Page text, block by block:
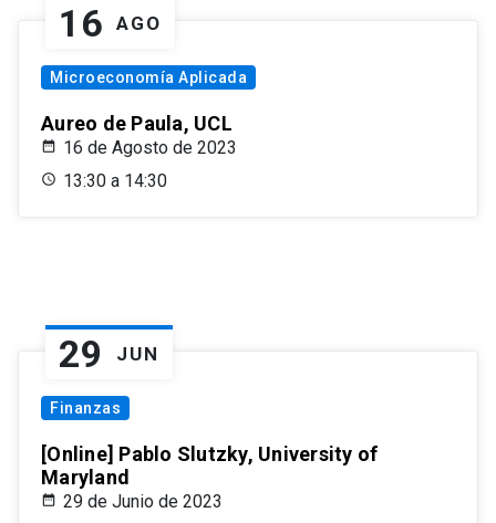
16 AGO
Microeconomía Aplicada
Aureo de Paula, UCL
16 de Agosto de 2023
13:30 a 14:30
29 JUN
Finanzas
[Online] Pablo Slutzky, University of
Maryland
29 de Junio de 2023